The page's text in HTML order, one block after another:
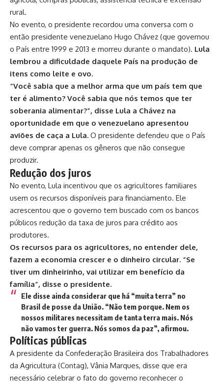
rural.
No evento, o presidente recordou uma conversa com o
então presidente venezuelano Hugo Chávez (que governou
o País entre 1999 e 2013 e morreu durante o mandato). Lula
lembrou a dificuldade daquele País na produção de
itens como leite e ovo.
“Você sabia que a melhor arma que um país tem que
ter é alimento? Você sabia que nós temos que ter
soberania alimentar?”, disse Lula a Chávez na
oportunidade em que o venezuelano apresentou
aviões de caça a Lula. O presidente defendeu que o País
deve comprar apenas os gêneros que não consegue
produzir.
Redução dos juros
No evento, Lula incentivou que os agricultores familiares
usem os recursos disponíveis para financiamento. Ele
acrescentou que o governo tem buscado com os bancos
públicos redução da taxa de juros para crédito aos
produtores.
Os recursos para os agricultores, no entender dele,
fazem a economia crescer e o dinheiro circular. “Se
tiver um dinheirinho, vai utilizar em benefício da
família”, disse o presidente.
Ele disse ainda considerar que há “muita terra” no
Brasil de posse da União. “Não tem porque. Nem os
nossos militares necessitam de tanta terra mais. Nós
não vamos ter guerra. Nós somos da paz”, afirmou.
Políticas públicas
A presidente da Confederação Brasileira dos Trabalhadores
da Agricultura (Contag), Vânia Marques, disse que era
necessário celebrar o fato do governo reconhecer o